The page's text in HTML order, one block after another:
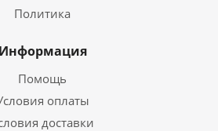
Политика
Информация
Помощь
оплаты
доставки